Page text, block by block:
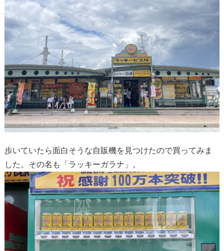
歩いていたら面白そうな自販機を見つけたので買ってみま
した。その名も「ラッキーガラナ」。